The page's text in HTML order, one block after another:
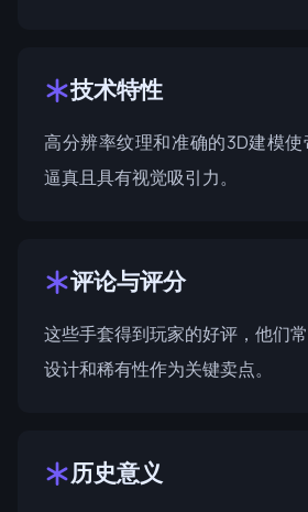
技术特性
高分辨率纹理和准确的3D建模
逼真且具有视觉吸引力。
评论与评分
这些手套得到玩家的好评，他们
设计和稀有性作为关键卖点。
历史意义